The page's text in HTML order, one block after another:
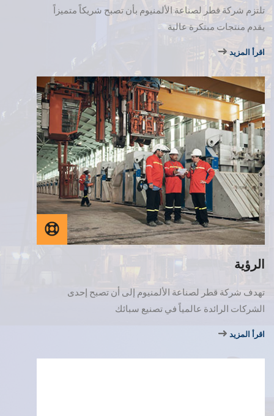
تلتزم شركة قطر لصناعة الألمنيوم بأن تصبح شريكاً متميزاً
يقدم منتجات مبتكرة عالية
اقرأ المزيد
الرؤية
تهدف شركة قطر لصناعة الألمنيوم إلى أن تصبح إحدى
الشركات الرائدة عالمياً في تصنيع سبائك
اقرأ المزيد